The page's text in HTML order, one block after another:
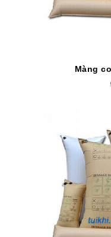
Màng